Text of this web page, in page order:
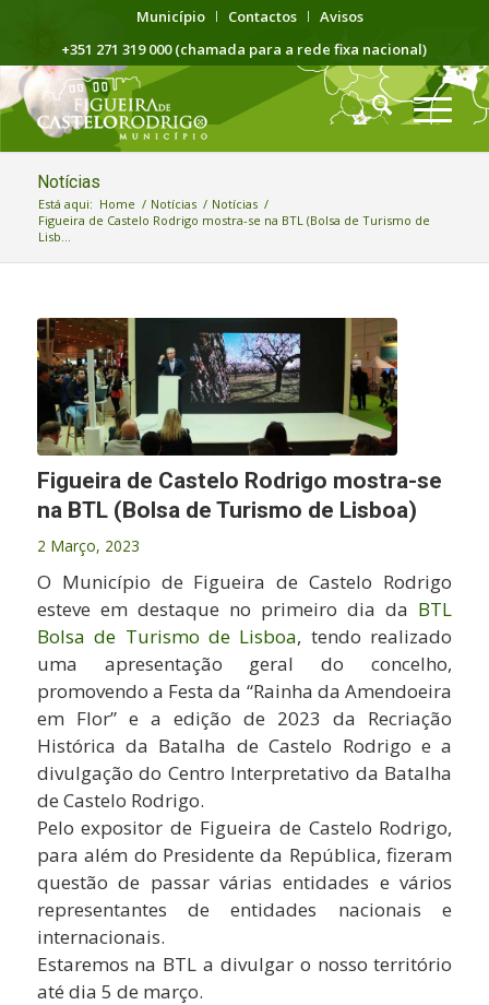
Município Contactos
Avisos
+351 271 319 000 (chamada para a rede fixa nacional)
Notícias
Está aqui: Home / Notícias / Notícias /
Figueira de Castelo Rodrigo mostra-se na BTL (Bolsa de Turismo de
Lisb...
Figueira de Castelo Rodrigo mostra-se
na BTL (Bolsa de Turismo de Lisboa)
2 Março, 2023
O Município de Figueira de Castelo Rodrigo
esteve em destaque no primeiro dia da BTL
Bolsa de Turismo de Lisboa, tendo realizado
uma apresentação geral do concelho,
promovendo a Festa da “Rainha da Amendoeira
em Flor” e a edição de 2023 da Recriação
Histórica da Batalha de Castelo Rodrigo e a
divulgação do Centro Interpretativo da Batalha
de Castelo Rodrigo.
Pelo expositor de Figueira de Castelo Rodrigo,
para além do Presidente da República, fizeram
questão de passar várias entidades e vários
representantes de entidades nacionais e
internacionais.
Estaremos na BTL a divulgar o nosso território
até dia 5 de março.